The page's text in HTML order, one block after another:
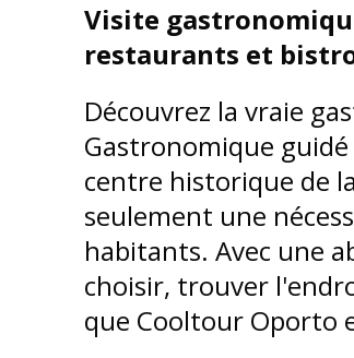
Visite
restaurants et
Découvrez la vraie
Gastronomique
centre historique de
seulement une
habitants. Avec une
choisir, trouver
que Cooltour Oporto